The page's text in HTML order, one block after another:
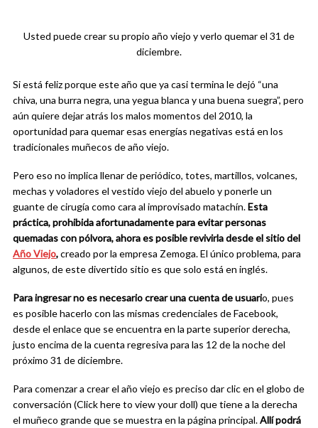
Usted puede crear su propio año viejo y verlo quemar el 31 de
diciembre.
Si está feliz porque este año que ya casi termina le dejó “una
chiva, una burra negra, una yegua blanca y una buena suegra”, pero
aún quiere dejar atrás los malos momentos del 2010, la
oportunidad para quemar esas energías negativas está en los
tradicionales muñecos de año viejo.
Pero eso no implica llenar de periódico, totes, martillos, volcanes,
mechas y voladores el vestido viejo del abuelo y ponerle un
guante de cirugía como cara al improvisado matachín.Esta
práctica, prohibida afortunadamente para evitar personas
quemadas con pólvora, ahora es posible revivirla desde el sitio del
Año Viejo,creado por la empresa Zemoga. El único problema, para
algunos, de este divertido sitio es que solo está en inglés.
Para ingresar no es necesario crear una cuenta de usuario, pues
es posible hacerlo con las mismas credenciales de Facebook,
desde el enlace que se encuentra en la parte superior derecha,
justo encima de la cuenta regresiva para las 12 de la noche del
próximo 31 de diciembre.
Para comenzar a crear el año viejo es preciso dar clic en el globo de
conversación (Click here to view your doll) que tiene a la derecha
el muñeco grande que se muestra en la página principal.Allí podrá